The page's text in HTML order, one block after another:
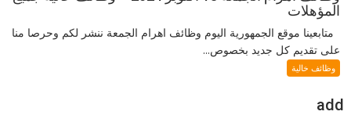
المؤهلات
متابعينا موقع الجمهورية اليوم وظائف اهرام الجمعة ننشر لكم وحرصا منا
على تقديم كل جديد بخصوص...
وظائف خالية
add